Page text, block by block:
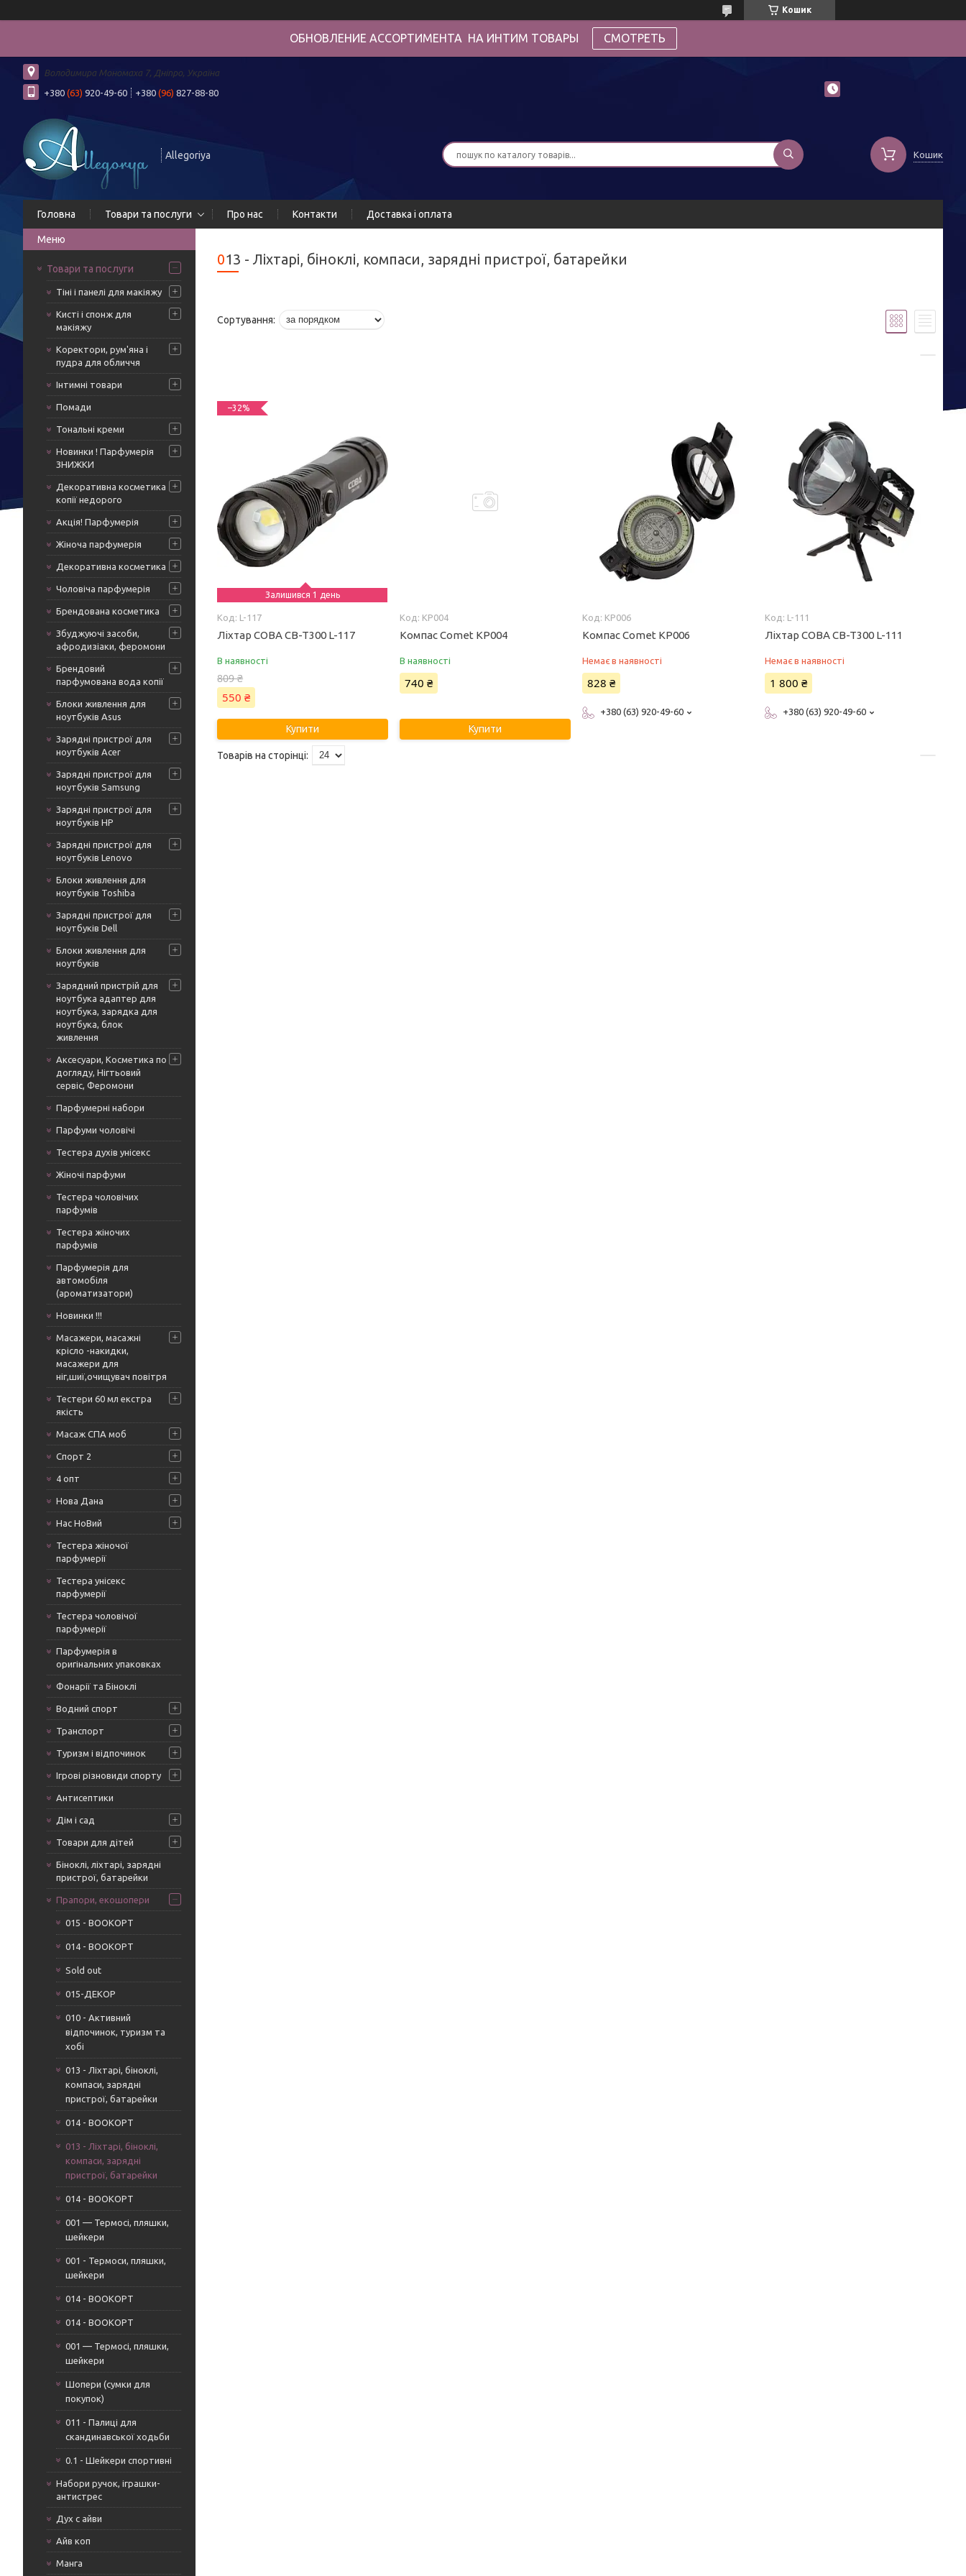
Кошик
ОБНОВЛЕНИЕ АССОРТИМЕНТА НА ИНТИМ ТОВАРЫ СМОТРЕТЬ
Володимира Мономаха 7, Дніпро, Україна
+380 (63) 920-49-60 +380 (96) 827-88-80
Allegoriya Кошик
Головна Товари та послуги Про нас Контакти Доставка і оплата
Товари та послуги
Тіні і панелі для макіяжу
Кисті і спонж для
макіяжу
Коректори, рум'яна і
пудра для обличчя
Інтимні товари
Помади
Тональні креми
Новинки ! Парфумерія
ЗНИЖКИ
Декоративна косметика
копії недорого
Акція! Парфумерія
Жіноча парфумерія
Декоративна косметика
Чоловіча парфумерія
Брендована косметика
Збуджуючі засоби,
афродизіаки, феромони
Брендовий
парфумована вода копії
Блоки живлення для
ноутбуків Asus
Зарядні пристрої для
ноутбуків Acer
Зарядні пристрої для
ноутбуків Samsung
Зарядні пристрої для
ноутбуків HP
Зарядні пристрої для
ноутбуків Lenovo
Блоки живлення для
ноутбуків Toshiba
Зарядні пристрої для
ноутбуків Dell
Блоки живлення для
ноутбуків
Зарядний пристрій для
ноутбука адаптер для
ноутбука, зарядка для
ноутбука, блок
живлення
Аксесуари, Косметика по
догляду, Нігтьовий
сервіс, Феромони
Парфумерні набори
Парфуми чоловічі
Тестера духів унісекс
Жіночі парфуми
Тестера чоловічих
парфумів
Тестера жіночих
парфумів
Парфумерія для
автомобіля
(ароматизатори)
Новинки !!!
Масажери, масажні
крісло -накидки,
масажери для
ніг,шиї,очищувач повітря
Тестери 60 мл екстра
якість
Масаж СПА моб
Спорт 2
4 опт
Нова Дана
Нас НоВий
Тестера жіночої
парфумерії
Тестера унісекс
парфумерії
Тестера чоловічої
парфумерії
Парфумерія в
оригінальних упаковках
Фонарії та Біноклі
Водний спорт
Транспорт
Туризм і відпочинок
Ігрові різновиди спорту
Антисептики
Дім і сад
Товари для дітей
Біноклі, ліхтарі, зарядні
пристрої, батарейки
Прапори, екошопери
015 - BOOKOPT
014 - BOOKOPT
Sold out
015-ДЕКОР
010 - Активний
відпочинок, туризм та
хобі
013 - Ліхтарі, біноклі,
компаси, зарядні
пристрої, батарейки
014 - BOOKOPT
013 - Ліхтарі, біноклі,
компаси, зарядні
пристрої, батарейки
014 - BOOKOPT
001 — Термосі, пляшки,
шейкери
001 - Термоси, пляшки,
шейкери
014 - BOOKOPT
014 - BOOKOPT
001 — Термосі, пляшки,
шейкери
Шопери (сумки для
покупок)
011 - Палиці для
скандинавської ходьби
0.1 - Шейкери спортивні
Набори ручок, іграшки-
антистрес
Дух с айви
Айв коп
Манга
013 - Ліхтарі, біноклі, компаси, зарядні пристрої, батарейки
–32%
Залишився 1 день
L-117
Ліхтар COBA CB-T300 L-117
В наявності
809 ₴
550 ₴
Купити
КР004
Компас Comet КР004
В наявності
740 ₴
Купити
КР006
Компас Comet КР006
Немає в наявності
828 ₴
+380 (63) 920-49-60
L-111
Ліхтар COBA CB-T300 L-111
Немає в наявності
1 800 ₴
+380 (63) 920-49-60